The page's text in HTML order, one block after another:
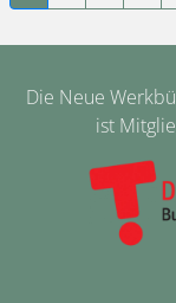
Die Neue
ist